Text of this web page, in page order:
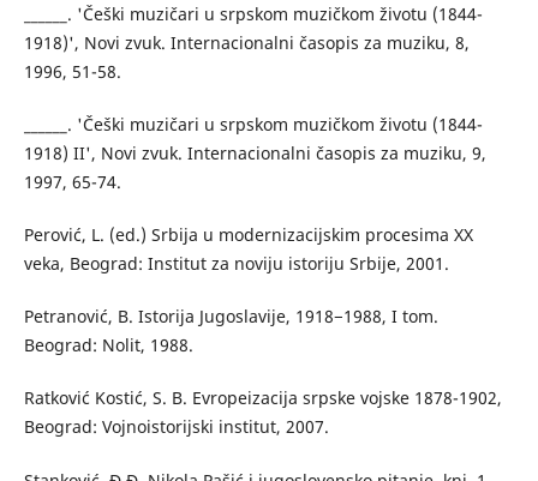
______. 'Češki muzičari u srpskom muzičkom životu (1844-
1918)', Novi zvuk. Internacionalni časopis za muziku, 8,
1996, 51-58.
______. 'Češki muzičari u srpskom muzičkom životu (1844-
1918) II', Novi zvuk. Internacionalni časopis za muziku, 9,
1997, 65-74.
Perović, L. (ed.) Srbija u modernizacijskim procesima XX
veka, Beograd: Institut za noviju istoriju Srbije, 2001.
Petranović, B. Istorija Jugoslavije, 1918−1988, I tom.
Beograd: Nolit, 1988.
Ratković Kostić, S. B. Evropeizacija srpske vojske 1878-1902,
Beograd: Vojnoistorijski institut, 2007.